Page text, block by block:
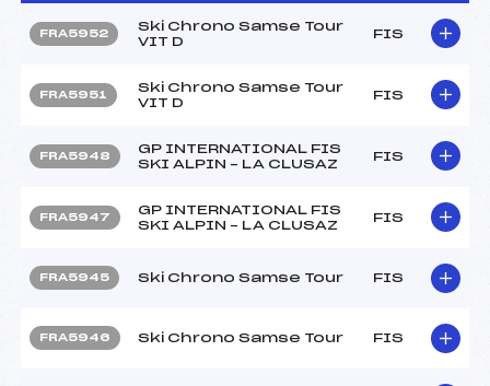
FRA5952
Ski Chrono Samse Tour
VIT D
FIS
FRA5951
Ski Chrono Samse Tour
VIT D
FIS
FRA5948
GP INTERNATIONAL FIS
SKI ALPIN – LA CLUSAZ
FIS
FRA5947
GP INTERNATIONAL FIS
SKI ALPIN – LA CLUSAZ
FIS
FRA5945 Ski Chrono Samse Tour FIS
FRA5946 Ski Chrono Samse Tour FIS